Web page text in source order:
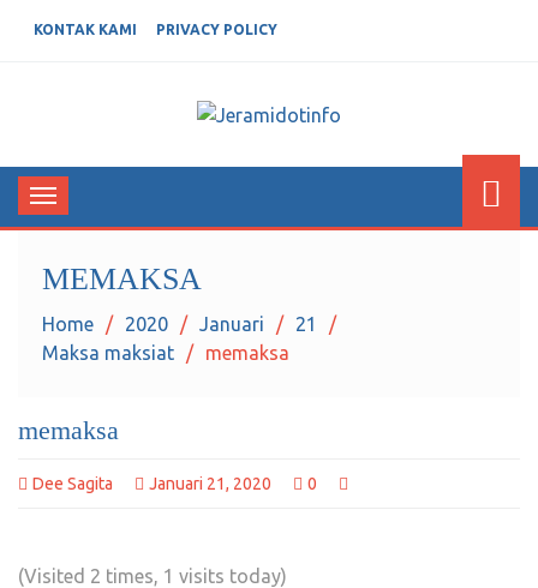
KONTAK KAMI PRIVACY POLICY
JERAMIDOTINFO
Toggle
navigation
MEMAKSA
Home 2020 Januari
21
Maksa maksiat
memaksa
memaksa
Dee Sagita Januari 21, 2020 0
(Visited 2 times, 1 visits today)